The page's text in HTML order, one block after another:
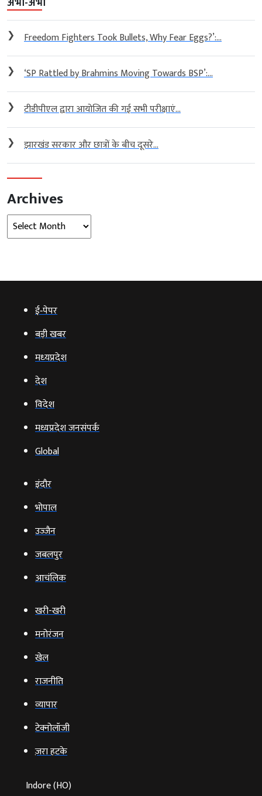
❯ Freedom Fighters Took Bullets, Why Fear Eggs?’:...
❯ ‘SP Rattled by Brahmins Moving Towards BSP’:...
❯ टीडीपीएल द्वारा आयोजित की गई सभी परीक्षाएं...
❯ झारखंड सरकार और छात्रों के बीच दूसरे...
Archives
Archives
ई‑पेपर
बड़ी खबर
मध्‍यप्रदेश
देश
विदेश
मध्यप्रदेश जनसंपर्क
Global
इंदौर
भोपाल
उज्‍जैन
जबलपुर
आचंलिक
खरी-खरी
मनोरंजन
खेल
राजनीति
व्‍यापार
टेक्‍नोलॉजी
ज़रा हटके
Indore (HO)